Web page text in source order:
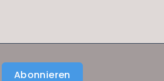
Abonnieren